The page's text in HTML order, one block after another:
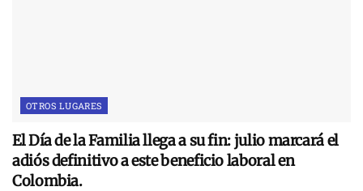
OTROS LUGARES
El Día de la Familia llega a su fin: julio marcará el
adiós definitivo a este beneficio laboral en
Colombia.